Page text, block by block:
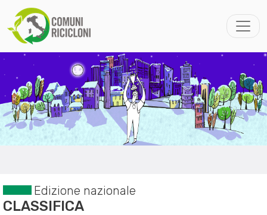
Edizione nazionale
CLASSIFICA